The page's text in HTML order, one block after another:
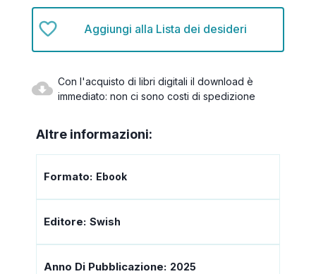
Aggiungi alla Lista dei desideri
Con l'acquisto di libri digitali il download è
immediato: non ci sono costi di spedizione
Altre informazioni:
Formato: Ebook
Editore: Swish
Anno Di Pubblicazione: 2025